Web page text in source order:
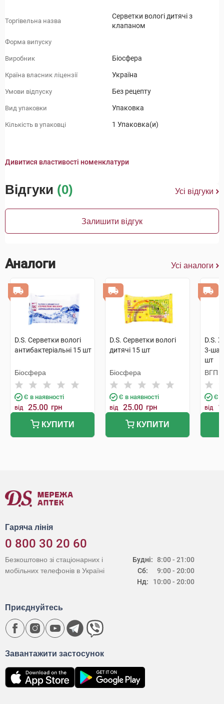
Торгівельна назва
Серветки вологі дитячі з
клапаном
Форма випуску
Виробник Біосфера
Країна власник ліцензії Україна
Умови відпуску Без рецепту
Вид упаковки Упаковка
Кількість в упаковці 1 Упаковка(и)
Дивитися властивості номенклатури
Відгуки (0) Усі відгуки
Залишити відгук
Аналоги Усі аналоги
D.S. Серветки вологі
антибактеріальні 15 шт
Біосфера
Є в наявності
від 25.00 грн
КУПИТИ
D.S. Серветки вологі
дитячі 15 шт
Біосфера
Є в наявності
від 25.00 грн
КУПИТИ
D.S.
3-
шт
ВГП
Є в
від
Гаряча лінія
0 800 30 20 60
Будні:
Сб:
Нд:
8:00 - 21:00
9:00 - 20:00
10:00 - 20:00
Безкоштовно зі стаціонарних і
мобільних телефонів в Україні
Завантажити застосунок
Приєднуйтесь